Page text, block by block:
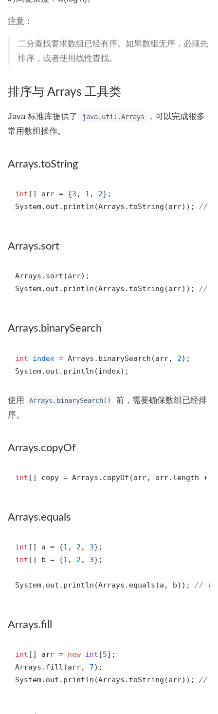
注意：
二分查找要求数组已经有序。如果数组无序，必须先
排序，或者使用线性查找。
排序与 Arrays 工具类
Java 标准库提供了 java.util.Arrays
，可以完成很多
常用数组操作。
Arrays.toString
int [] arr = {3 , 1 , 2};
System.out.println(Arrays.toString(arr)); //
Arrays.sort
Arrays.sort(arr);
System.out.println(Arrays.toString(arr)); //
Arrays.binarySearch
int index = Arrays.binarySearch(arr, 2);
使用 Arrays.binarySearch()
前，需要确保数组已经排
序。
Arrays.copyOf
int [] copy = Arrays.copyOf(arr, arr.length +
Arrays.equals
int [] a = {1 , 2 , 3
int [] b = {1 , 2 , 3};
System.out.println(Arrays.equals(a, b)); //
Arrays.fill
int [] arr = new int [5];
Arrays.fill(arr, 7);
System.out.println(Arrays.toString(arr)); //